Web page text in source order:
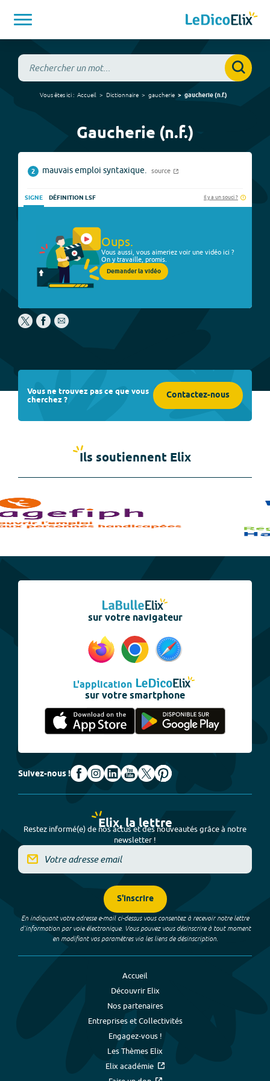
Vous êtes ici : Accueil Dictionnaire gaucherie gaucherie(n.f.)
Gaucherie (n.f.)
2 mauvais emploi syntaxique. source
SIGNE DÉFINITION LSF Il y a un souci ?
Oups.
Vous aussi, vous aimeriez voir une vidéo ici ?
On y travaille, promis.
Demander la vidéo
Vous ne trouvez pas ce que vous
cherchez ? Contactez-nous
Ils soutiennent Elix
sur votre navigateur
L'application
sur votre smartphone
Suivez-nous !
Elix, la lettre
Restez informé(e) de nos actus et des nouveautés grâce à notre
newsletter !
S'inscrire
En indiquant votre adresse e-mail ci-dessus vous consentez à recevoir notre lettre
d’information par voie électronique. Vous pouvez vous désinscrire à tout moment
en modifiant vos paramètres via les liens de désinscription.
Accueil
Découvrir Elix
Nos partenaires
Entreprises et Collectivités
Engagez-vous !
Les Thèmes Elix
Elix académie